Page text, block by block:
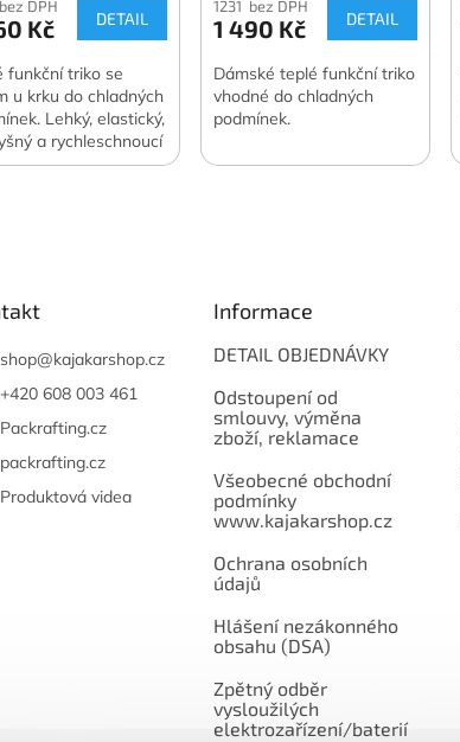
DPH
Kč DETAIL
funkční triko se
u krku do chladných
Lehký, elastický,
a rychleschnoucí
1231 bez DPH
1 490 Kč DETAIL
Dámské teplé funkční triko
vhodné do chladných
podmínek.
shop@kajakarshop.cz
+420 608 003 461
Packrafting.cz
packrafting.cz
Produktová videa
Informace
DETAIL OBJEDNÁVKY
Odstoupení od
smlouvy, výměna
zboží, reklamace
Všeobecné obchodní
podmínky
www.kajakarshop.cz
Ochrana osobních
údajů
Hlášení nezákonného
obsahu (DSA)
Zpětný odběr
vysloužilých
elektrozařízení/baterií